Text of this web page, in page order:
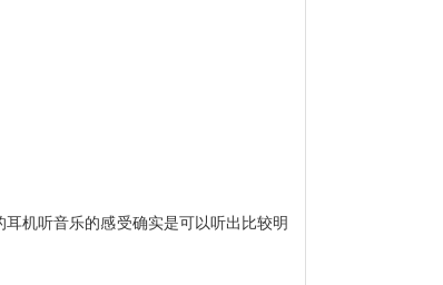
机听音乐的感受确实是可以听出比较明